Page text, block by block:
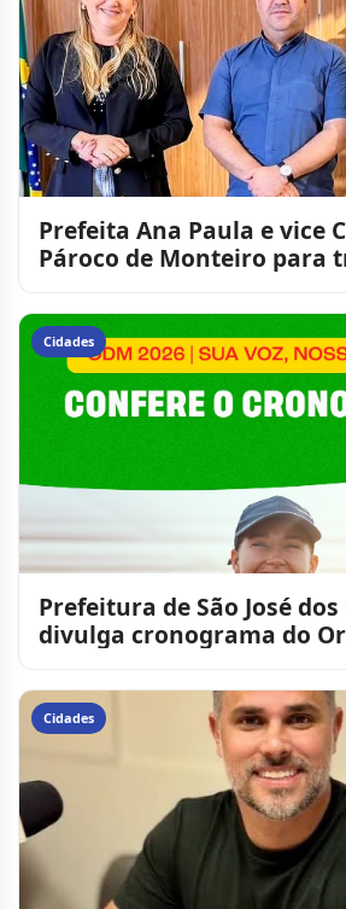
Prefeita Ana Paula e vice
Pároco de Monteiro para
Cidades
Prefeitura de São José
divulga cronograma do
Cidades